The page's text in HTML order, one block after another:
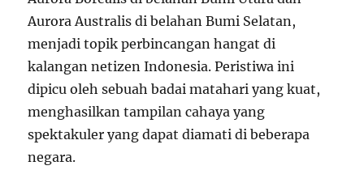
Aurora Australis di belahan Bumi Selatan,
menjadi topik perbincangan hangat di
kalangan netizen Indonesia. Peristiwa ini
dipicu oleh sebuah badai matahari yang kuat,
menghasilkan tampilan cahaya yang
spektakuler yang dapat diamati di beberapa
negara.